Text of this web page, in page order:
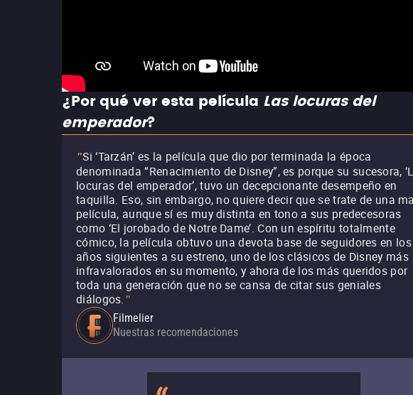
¿Por qué ver esta película Las locuras del
emperador?
"Si ‘Tarzán’ es la película que dio por terminada la época
denominada “Renacimiento de Disney”, es porque su sucesora,
locuras del emperador’, tuvo un decepcionante desempeño en
taquilla. Eso, sin embargo, no quiere decir que se trate de una
película, aunque sí es muy distinta en tono a sus predecesoras
como ‘El jorobado de Notre Dame’. Con un espíritu totalmente
cómico, la película obtuvo una devota base de seguidores en los
años siguientes a su estreno, uno de los clásicos de Disney más
infravalorados en su momento, y ahora de los más queridos por
toda una generación que no se cansa de citar sus geniales
diálogos. "
Filmelier
Nuestras recomendaciones